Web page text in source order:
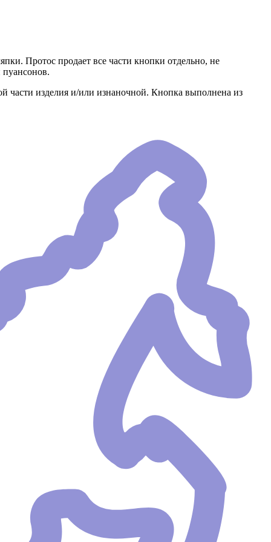
Протос продает все части кнопки отдельно, не
части изделия и/или изнаночной. Кнопка выполнена из